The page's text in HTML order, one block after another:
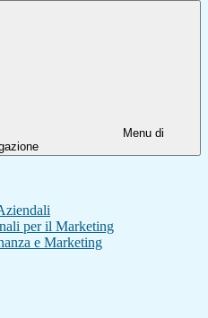
Menu di
per il Marketing
e Marketing